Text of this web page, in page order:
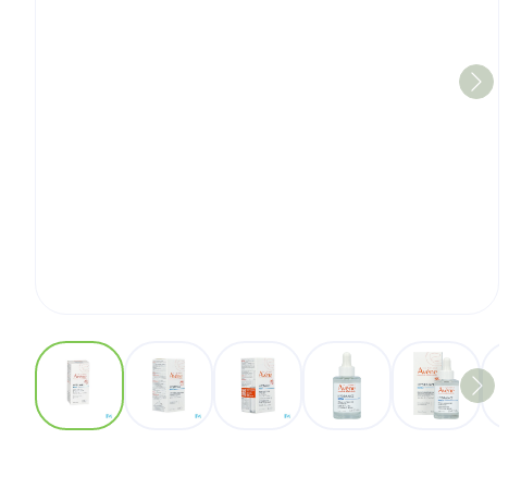
View larger imageView larger imageView larger imageView larger image
View